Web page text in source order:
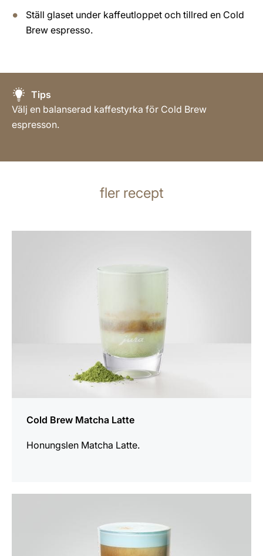
Ställ glaset under kaffeutloppet och tillred en Cold
Brew espresso.
Tips
Välj en balanserad kaffestyrka för Cold Brew
espresson.
fler recept
Cold Brew Matcha Latte
Honungslen Matcha Latte.